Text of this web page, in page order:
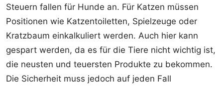
Steuern fallen für Hunde an. Für Katzen müssen
Positionen wie Katzentoiletten, Spielzeuge oder
Kratzbaum einkalkuliert werden. Auch hier kann
gespart werden, da es für die Tiere nicht wichtig ist,
die neusten und teuersten Produkte zu bekommen.
Die Sicherheit muss jedoch auf jeden Fall